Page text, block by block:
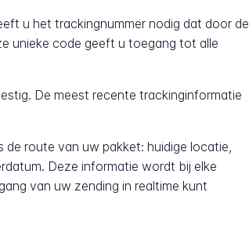
u het trackingnummer nodig dat door de
unieke code geeft u toegang tot alle
De meest recente trackinginformatie
de route van uw pakket: huidige locatie,
Deze informatie wordt bij elke
van uw zending in realtime kunt